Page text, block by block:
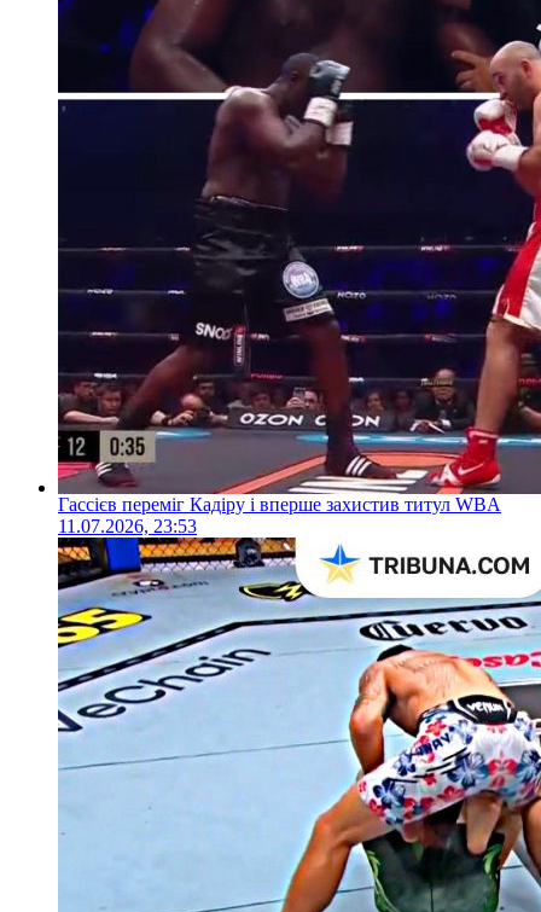
Гассієв переміг Кадіру і вперше захистив титул WBA
11.07.2026, 23:53